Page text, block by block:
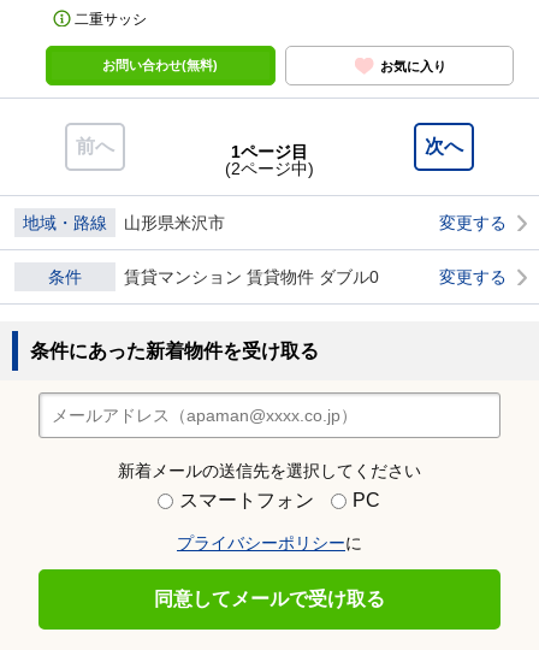
二重サッシ
お問い合わせ(無料) お気に入り
前へ 次へ
1ページ目
(2ページ中)
地域・路線 山形県米沢市 変更する
条件 賃貸マンション 賃貸物件 ダブル0 変更する
条件にあった新着物件を受け取る
新着メールの送信先を選択してください
スマートフォン PC
プライバシーポリシーに
同意してメールで受け取る